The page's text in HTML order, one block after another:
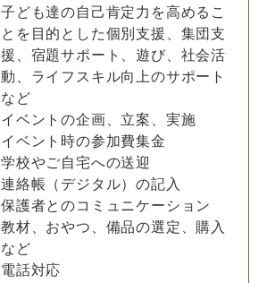
子ども達の自己肯定力を高めるこ
とを目的とした個別支援、集団支
援、宿題サポート、遊び、社会活
動、ライフスキル向上のサポート
など
イベントの企画、立案、実施
イベント時の参加費集金
学校やご自宅への送迎
連絡帳（デジタル）の記入
保護者とのコミュニケーション
教材、おやつ、備品の選定、購入
など
電話対応